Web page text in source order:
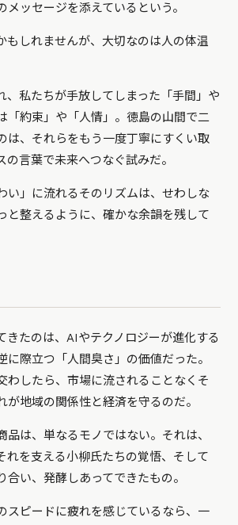
メッセージを添えているという。
もしれませんが、大切なのは人の体温
、私たちが手放してしまった「手間」や
「約束」や「人情」。徳島の山間で二
は、それらをもう一度丁寧にすくい取
の言葉で未来へつなぐ試みだ。
い」に流れるそのリズムは、せわしな
と整えるように、確かな余韻を残して
きたのは、AIやテクノロジーが進化する
に際立つ「人間臭さ」の価値だった。
わしたら、市場に流されることなくそ
が地域の関係性と経済を守るのだ。
品は、単なるモノではない。それは、
れを支える小柳氏たちの覚悟、そして
合い、発酵しあってできたもの。
スピードに疲れを感じているなら、一